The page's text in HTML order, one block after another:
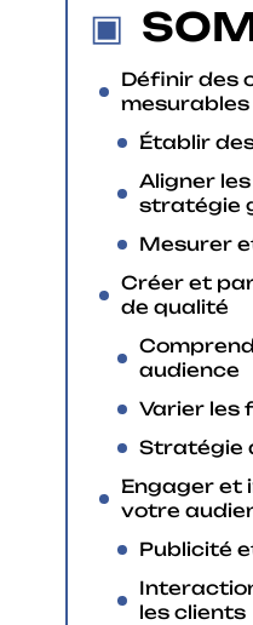
Définir des
mesurables
Établir
Aligner
stratégie
Mesurer
Créer et
de qualité
audience
Varier les
Stratégie
Engager et
votre
Publicité
les clients